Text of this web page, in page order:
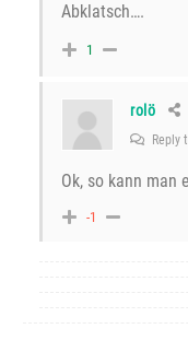
Abklatsch….
1
rolö
Reply
Ok, so kann man
-1